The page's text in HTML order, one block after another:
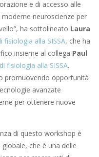
e di accesso alle
neuroscienze per
ha sottolineato Laura
alla SISSA, che ha
insieme al collega Paul
fisiologia alla SISSA.
promuovendo opportunità
avanzate
per ottenere nuove
di questo workshop è
che è una delle